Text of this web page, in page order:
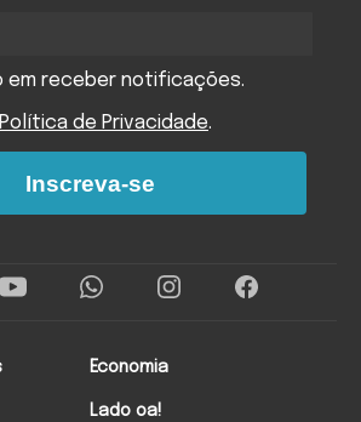
Economia
Lado oa!
em receber notificações.
Política de Privacidade.
Inscreva-se